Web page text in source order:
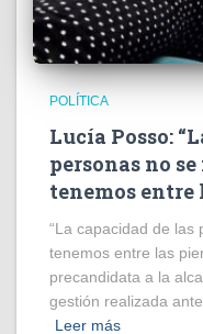
POLÍTICA
Lucía Posso:
personas no
tenemos entre
“La capacidad de las
tenemos entre las
precandidata a la
gestión realizada
Leer más